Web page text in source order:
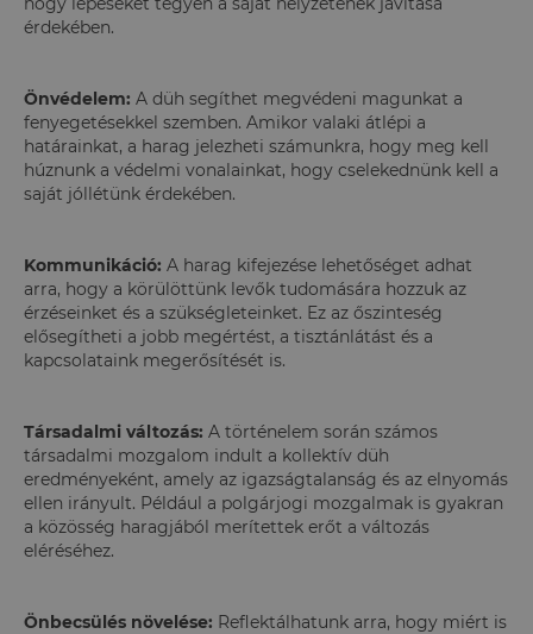
érdekében.
Önvédelem: A düh segíthet megvédeni magunkat a
fenyegetésekkel szemben. Amikor valaki átlépi a
határainkat, a harag jelezheti számunkra, hogy meg kell
húznunk a védelmi vonalainkat, hogy cselekednünk kell a
saját jóllétünk érdekében.
Kommunikáció: A harag kifejezése lehetőséget adhat
arra, hogy a körülöttünk levők tudomására hozzuk az
érzéseinket és a szükségleteinket. Ez az őszinteség
elősegítheti a jobb megértést, a tisztánlátást és a
kapcsolataink megerősítését is.
Társadalmi változás: A történelem során számos
társadalmi mozgalom indult a kollektív düh
eredményeként, amely az igazságtalanság és az elnyomás
ellen irányult. Például a polgárjogi mozgalmak is gyakran
a közösség haragjából merítettek erőt a változás
eléréséhez.
Önbecsülés növelése: Reflektálhatunk arra, hogy miért is